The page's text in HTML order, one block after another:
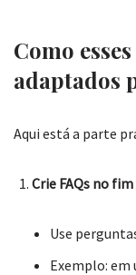
Como
adaptados
Aqui está a parte
Crie FAQs no
Use
Exemplo: